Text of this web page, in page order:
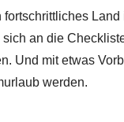
an die
Und mit etwas
werden.